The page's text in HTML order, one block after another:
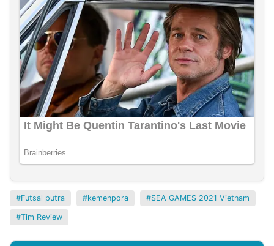
Futsal putra kemenpora SEA GAMES 2021 Vietnam
Tim Review